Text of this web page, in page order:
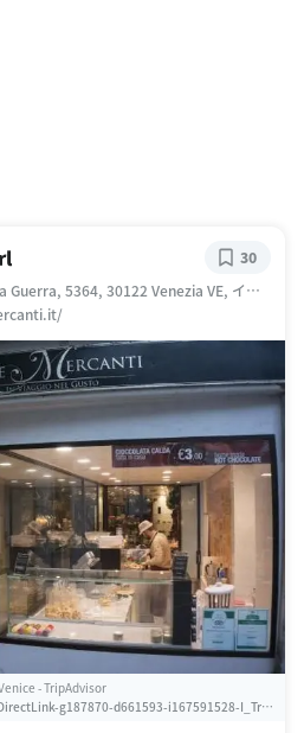
5364, 30122 Venezia VE, イタ
30
- TripAdvisor
g187870-d661593-i167591528-I_Tre_